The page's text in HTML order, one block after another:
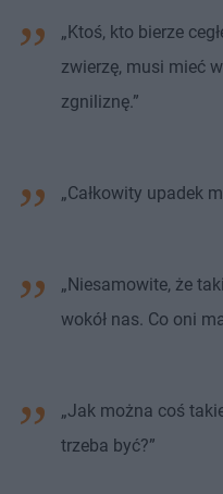
„Ktoś, kto bierze
zwierzę, musi mieć
zgniliznę.”
„Całkowity upadek
„Niesamowite, że
wokół nas. Co oni
„Jak można coś
trzeba być?”